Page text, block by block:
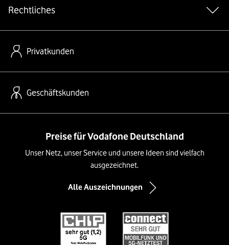
Rechtliches
Privatkunden
Geschäftskunden
Preise für Vodafone Deutschland
Unser Netz, unser Service und unsere Ideen sind vielfach
ausgezeichnet.
Alle Auszeichnungen